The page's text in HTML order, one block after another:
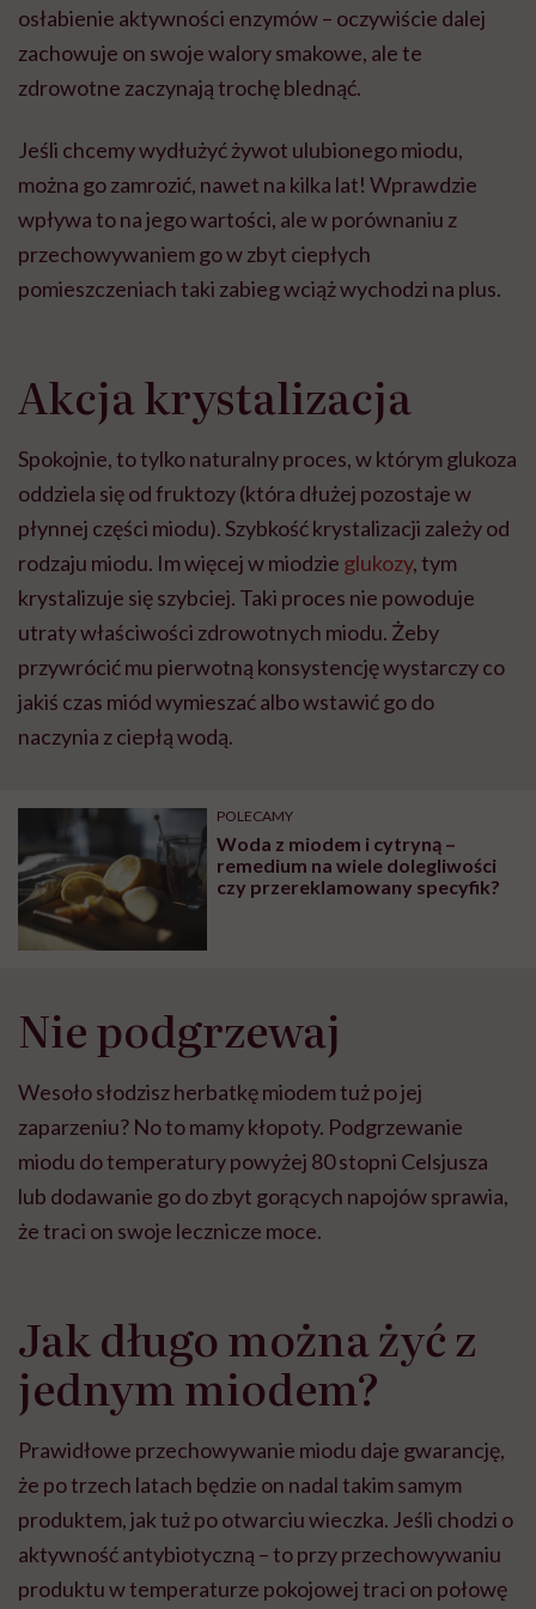
osłabienie aktywności enzymów – oczywiście dalej
zachowuje on swoje walory smakowe, ale te
zdrowotne zaczynają trochę blednąć.
Jeśli chcemy wydłużyć żywot ulubionego miodu,
można go zamrozić, nawet na kilka lat! Wprawdzie
wpływa to na jego wartości, ale w porównaniu z
przechowywaniem go w zbyt ciepłych
pomieszczeniach taki zabieg wciąż wychodzi na plus.
Akcja krystalizacja
Spokojnie, to tylko naturalny proces, w którym glukoza
oddziela się od fruktozy (która dłużej pozostaje w
płynnej części miodu). Szybkość krystalizacji zależy od
rodzaju miodu. Im więcej w miodzie glukozy, tym
krystalizuje się szybciej. Taki proces nie powoduje
utraty właściwości zdrowotnych miodu. Żeby
przywrócić mu pierwotną konsystencję wystarczy co
jakiś czas miód wymieszać albo wstawić go do
naczynia z ciepłą wodą.
POLECAMY
Woda z miodem i cytryną –
remedium na wiele dolegliwości
czy przereklamowany specyfik?
Nie podgrzewaj
Wesoło słodzisz herbatkę miodem tuż po jej
zaparzeniu? No to mamy kłopoty. Podgrzewanie
miodu do temperatury powyżej 80 stopni Celsjusza
lub dodawanie go do zbyt gorących napojów sprawia,
że traci on swoje lecznicze moce.
Jak długo można żyć z
jednym miodem?
Prawidłowe przechowywanie miodu daje gwarancję,
że po trzech latach będzie on nadal takim samym
produktem, jak tuż po otwarciu wieczka. Jeśli chodzi o
aktywność antybiotyczną – to przy przechowywaniu
produktu w temperaturze pokojowej traci on połowę